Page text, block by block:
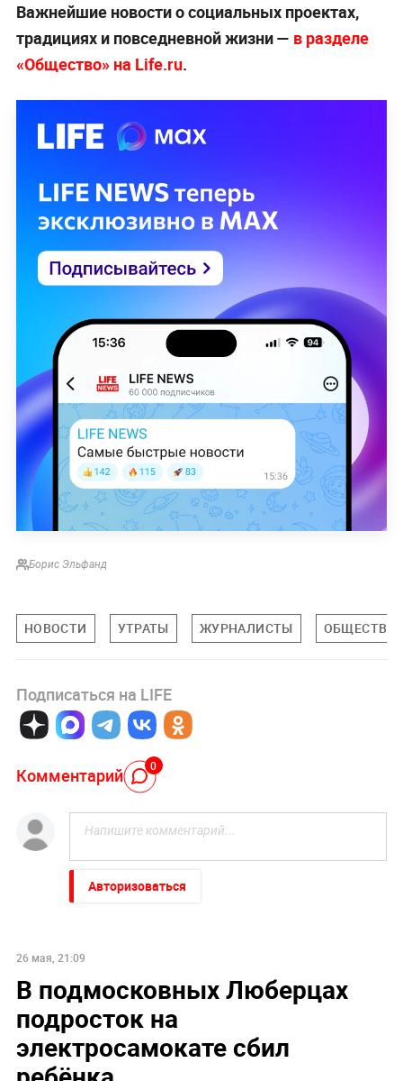
Важнейшие новости о социальных проектах,
традициях и повседневной жизни — в разделе
«Общество» на Life.ru.
Борис Эльфанд
НОВОСТИ УТРАТЫ ЖУРНАЛИСТЫ ОБЩЕСТВО
Подписаться на LIFE
Комментарий 0
Авторизоваться
26 мая, 21:09
В подмосковных Люберцах
подросток на
электросамокате сбил